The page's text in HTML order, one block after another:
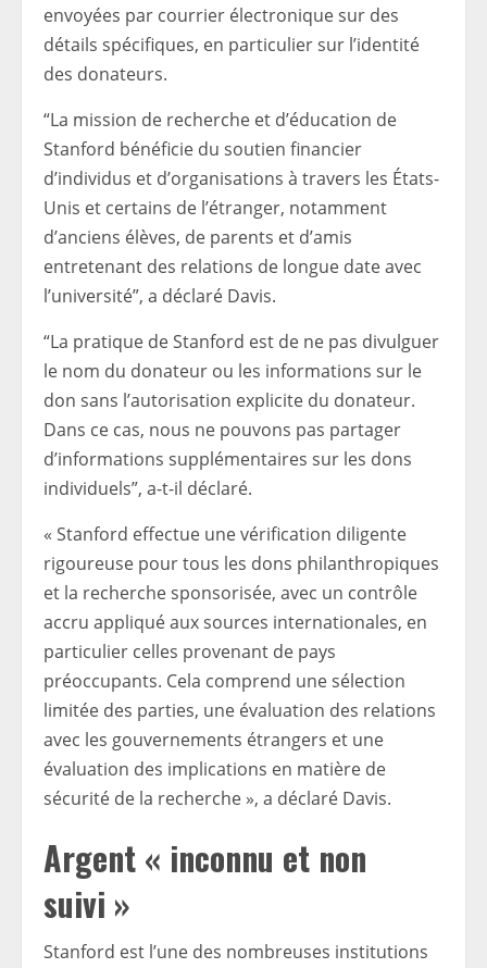
envoyées par courrier électronique sur des
détails spécifiques, en particulier sur l’identité
des donateurs.
“La mission de recherche et d’éducation de
Stanford bénéficie du soutien financier
d’individus et d’organisations à travers les États-
Unis et certains de l’étranger, notamment
d’anciens élèves, de parents et d’amis
entretenant des relations de longue date avec
l’université”, a déclaré Davis.
“La pratique de Stanford est de ne pas divulguer
le nom du donateur ou les informations sur le
don sans l’autorisation explicite du donateur.
Dans ce cas, nous ne pouvons pas partager
d’informations supplémentaires sur les dons
individuels”, a-t-il déclaré.
« Stanford effectue une vérification diligente
rigoureuse pour tous les dons philanthropiques
et la recherche sponsorisée, avec un contrôle
accru appliqué aux sources internationales, en
particulier celles provenant de pays
préoccupants. Cela comprend une sélection
limitée des parties, une évaluation des relations
avec les gouvernements étrangers et une
évaluation des implications en matière de
sécurité de la recherche », a déclaré Davis.
Argent « inconnu et non
suivi »
Stanford est l’une des nombreuses institutions